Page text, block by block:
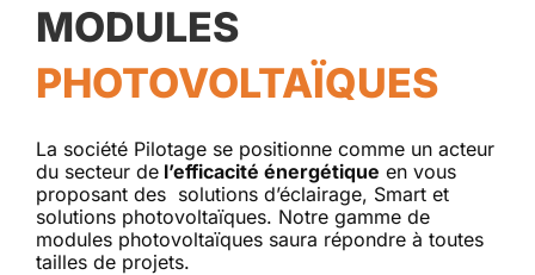
Actualités
Contact
MODULES
PHOTOVOLTAÏQUES
La société Pilotage se positionne comme un acteur
du secteur de l’efficacité énergétique en vous
proposant des solutions d’éclairage, Smart et
solutions photovoltaïques. Notre gamme de
modules photovoltaïques saura répondre à toutes
tailles de projets.